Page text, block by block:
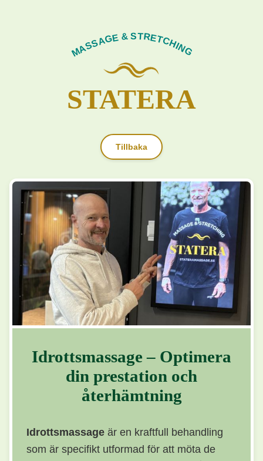
MASSAGE & STRETCHING
STATERA
Tillbaka
Idrottsmassage – Optimera
din prestation och
återhämtning
Idrottsmassage är en kraftfull behandling
som är specifikt utformad för att möta de